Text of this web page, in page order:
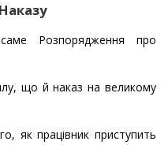
Розпорядження про
що й наказ на великому
як працівник приступить